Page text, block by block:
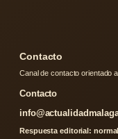
Contacto
Canal de contacto orientado
Contacto
Respuesta editorial: